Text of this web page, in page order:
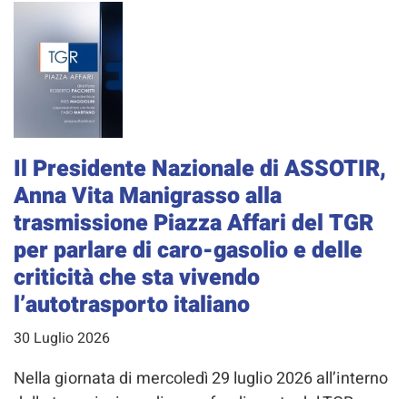
Il Presidente Nazionale di ASSOTIR,
Anna Vita Manigrasso alla
trasmissione Piazza Affari del TGR
per parlare di caro-gasolio e delle
criticità che sta vivendo
l’autotrasporto italiano
30 Luglio 2026
Nella giornata di mercoledì 29 luglio 2026 all’interno